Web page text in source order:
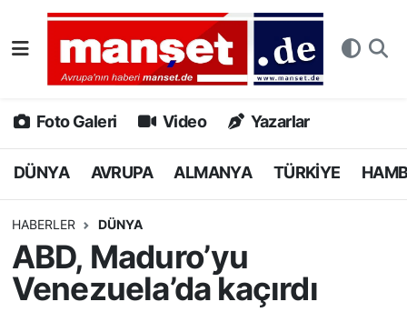
Foto Galeri Video Yazarlar
DÜNYA AVRUPA ALMANYA TÜRKİYE
HABERLER DÜNYA
ABD, Maduro’yu
Venezuela’da kaçırdı
DÜNYA
AVRUPA
ALMANYA
HAMBURG
SPOR
Nöbetçi Eczaneler
Hava Durumu
Namaz Vakitleri
Puan Durumu ve Fikstür
Tüm Manşetler